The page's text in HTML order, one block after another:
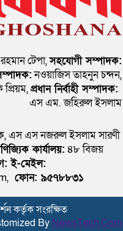
টেপা,সহযোগী সম্পাদক:
নওয়াজিস তাহনুন চন্দন,
প্রধান নির্বাহী সম্পাদক:
এস এম. জহিরুল ইসলাম
এস এস নজরুল ইসলাম সারণী
কার্যালয়: ৪৮ বিজয়
ই-মেইল:
ফোন: ৯৫৭৮৮৩১
কর্তৃক সংরক্ষিত
By NewsTech.Com